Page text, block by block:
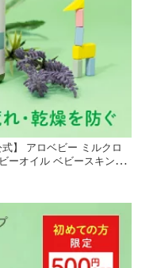
】 アロベビー ミルクロ
ーオイル ベビースキンケ
子供 キッズ オーガニッ
送料無料 【140】